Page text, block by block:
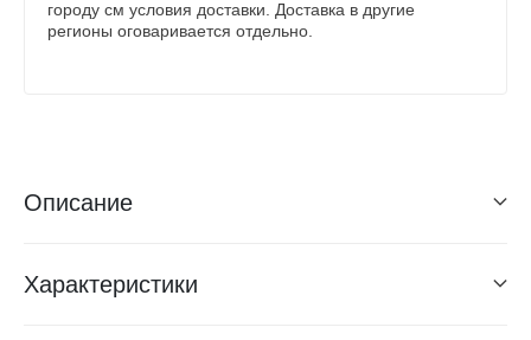
городу см условия доставки. Доставка в другие
регионы оговаривается отдельно.
Описание
Характеристики